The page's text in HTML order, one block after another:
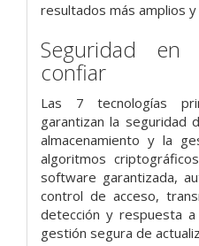
resultados más amplios
Seguridad
confiar
Las 7 tecnologías
garantizan la seguridad
almacenamiento y la
algoritmos
software garantizada,
control de acceso,
detección y respuesta
gestión segura de